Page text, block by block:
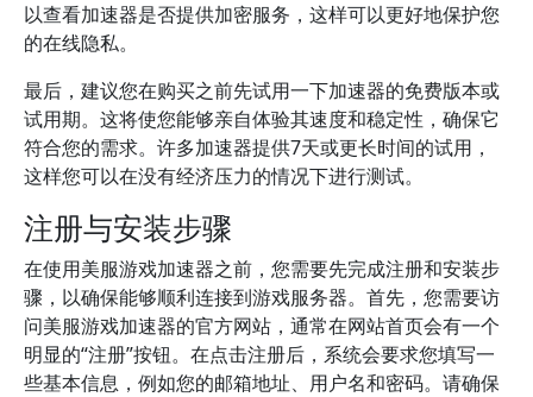
以查看加速器是否提供加密服务，这样可以更好地保护您
的在线隐私。
最后，建议您在购买之前先试用一下加速器的免费版本或
试用期。这将使您能够亲自体验其速度和稳定性，确保它
符合您的需求。许多加速器提供7天或更长时间的试用，
这样您可以在没有经济压力的情况下进行测试。
注册与安装步骤
在使用美服游戏加速器之前，您需要先完成注册和安装步
骤，以确保能够顺利连接到游戏服务器。首先，您需要访
问美服游戏加速器的官方网站，通常在网站首页会有一个
明显的“注册”按钮。在点击注册后，系统会要求您填写一
些基本信息，例如您的邮箱地址、用户名和密码。请确保